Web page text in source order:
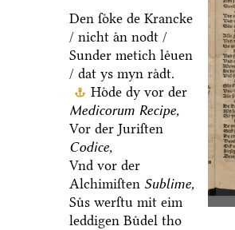
Den ſoͤke de Krancke
/ nicht aͤn nodt /
Sunder metich leͤuen
/ dat ys myn raͤdt.
Hoͤde dy vor der
Medicorum Recipe,
Vor der Juriſten
Codice,
Vnd vor der
Alchimiſten Sublime,
Suͤs werſtu mit eim
leddigen Buͤdel tho